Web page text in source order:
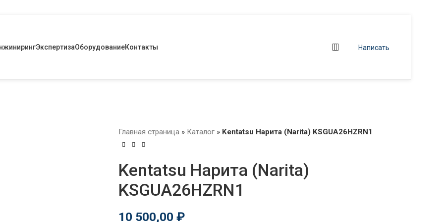
ЭкспертизаОборудованиеКонтакты Написать
Главная страница » Каталог » Kentatsu Нарита (Narita) KSGUA26HZRN1
Kentatsu Нарита (Narita)
KSGUA26HZRN1
10 500,00 ₽